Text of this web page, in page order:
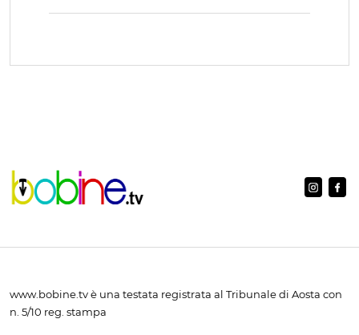
www.bobine.tv è una testata registrata al Tribunale di Aosta con
n. 5/10 reg. stampa